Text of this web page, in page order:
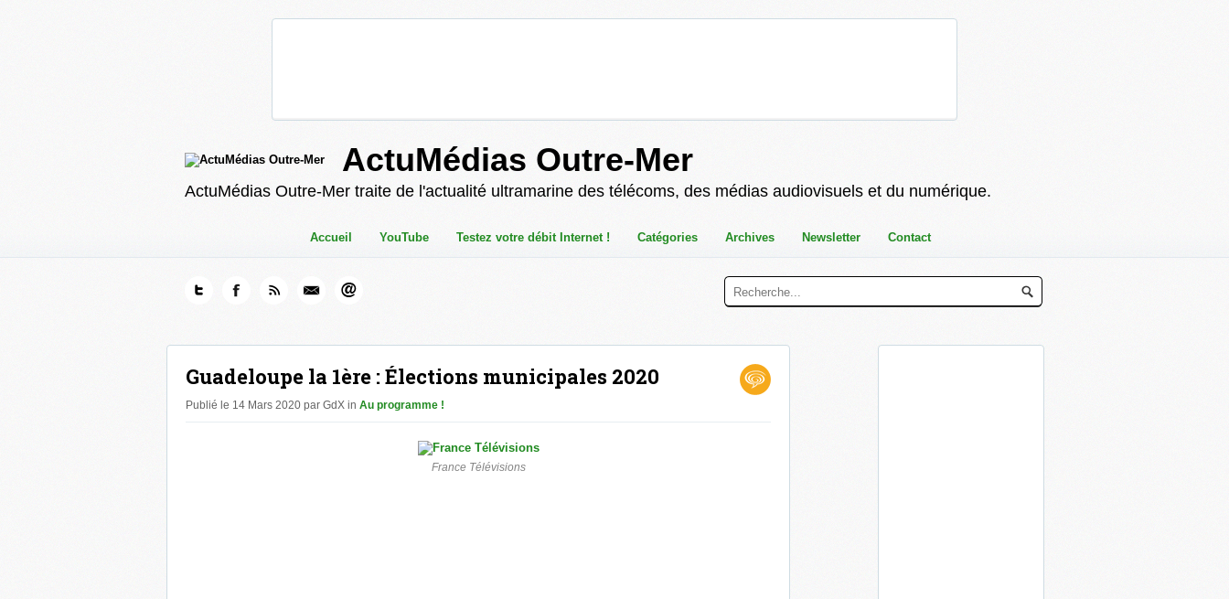
ActuMédias Outre-Mer
ActuMédias Outre-Mer traite de l'actualité ultramarine des télécoms, des médias audiovisuels et du numérique.
Accueil YouTube Testez votre débit Internet ! Catégories Archives Newsletter Contact
Guadeloupe la 1ère : Élections municipales 2020
Publié le 14 Mars 2020 par GdX in Au programme !
France Télévisions